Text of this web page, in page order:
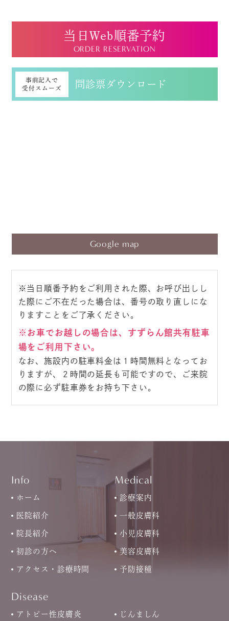
当日Web順番予約
ORDER RESERVATION
事前記入で
受付スムーズ
問診票ダウンロード
Google map
※当日順番予約をご利用された際、お呼び出しし
た際にご不在だった場合は、番号の取り直しにな
りますことをご了承ください。
※お車でお越しの場合は、すずらん館共有駐車
場をご利用下さい。
なお、施設内の駐車料金は１時間無料となってお
りますが、２時間の延長も可能ですので、ご来院
の際に必ず駐車券をお持ち下さい。
Info
ホーム
医院紹介
院長紹介
初診の方へ
アクセス・診療時間
Medical
診療案内
一般皮膚科
小児皮膚科
美容皮膚科
予防接種
Disease
アトピー性皮膚炎 じんましん